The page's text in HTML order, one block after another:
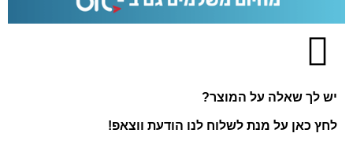
יש לך שאלה על המוצר?
לחץ כאן על מנת לשלוח לנו הודעת ווצאפ!